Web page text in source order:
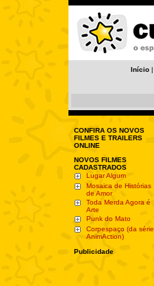
Início |
CONFIRA OS NOVOS
FILMES E TRAILERS
ONLINE
NOVOS FILMES
CADASTRADOS
Lugar Algum
Mosaica de Histórias
de Amor
Toda Merda Agora é
Arte
Punk do Mato
Corpespaço (da série
AnimAction)
Publicidade